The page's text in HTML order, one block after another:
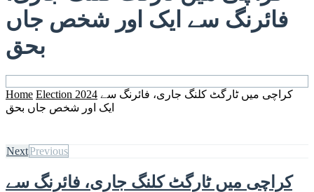
فائرنگ سے ایک اور شخص جاں
بحق
Home Election 2024 کراچی میں ٹارگٹ کلنگ جاری، فائرنگ سے
ایک اور شخص جاں بحق
NextPrevious
کراچی میں ٹارگٹ کلنگ جاری، فائرنگ سے